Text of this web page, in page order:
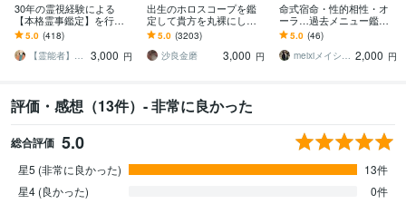
30年の霊視経験による
【本格霊事鑑定】を行い
ます 霊現象・家相・家
系・先祖・土地・人間関
係・悪縁・因縁・厄払い
5.0 (418)
【霊能者】天晴
3,000 円
出生のホロスコープを鑑
定して貴方を丸裸にしま
す 生まれ持った性質や傾
向など、総合的に鑑定し
ていきます。
5.0 (3203)
沙良金磨
3,000 円
命式宿命・性的相性・オ
ーラ…過去メニュー鑑定
します 必要に応じてカー
ド追加・オリジナルスプ
レッド対応可能です！
5.0 (46)
meixiメイシー☆幸せ引き寄せる占い師 2,000 円
評価・感想（13件）- 非常に良かった
総合評価 5.0
星5 (非常に良かった)
13件
星4 (良かった)
0件